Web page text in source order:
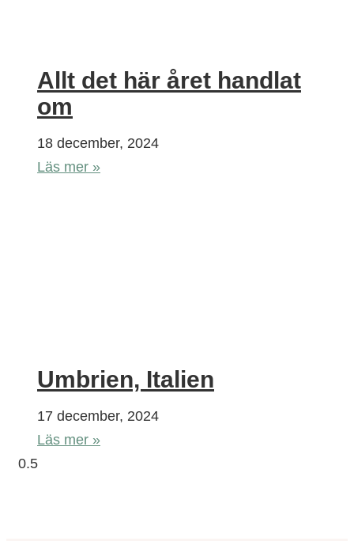
Allt det här året handlat
om
18 december, 2024
Läs mer »
Umbrien, Italien
17 december, 2024
Läs mer »